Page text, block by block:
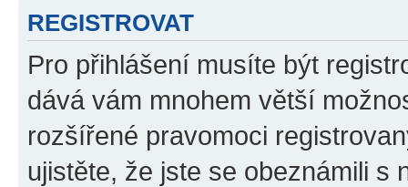
REGISTROVAT
Pro přihlášení musíte být
dává vám mnohem větší
rozšířené pravomoci
ujistěte, že jste se obeznámili s